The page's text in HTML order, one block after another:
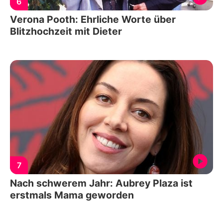
Verona Pooth: Ehrliche Worte über
Blitzhochzeit mit Dieter
7
Nach schwerem Jahr: Aubrey Plaza ist
erstmals Mama geworden